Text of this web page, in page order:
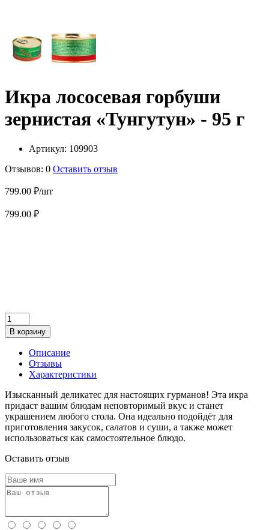
Икра лососевая горбуши
зернистая «Тунгутун» - 95 г
Артикул: 109903
Отзывов: 0 Оставить отзыв
799.00 ₽/шт
799.00 ₽
В корзину
Описание
Отзывы
Характеристики
Изысканный деликатес для настоящих гурманов! Эта икра
придаст вашим блюдам неповторимый вкус и станет
украшением любого стола. Она идеально подойдёт для
приготовления закусок, салатов и суши, а также может
использоваться как самостоятельное блюдо.
Оставить отзыв